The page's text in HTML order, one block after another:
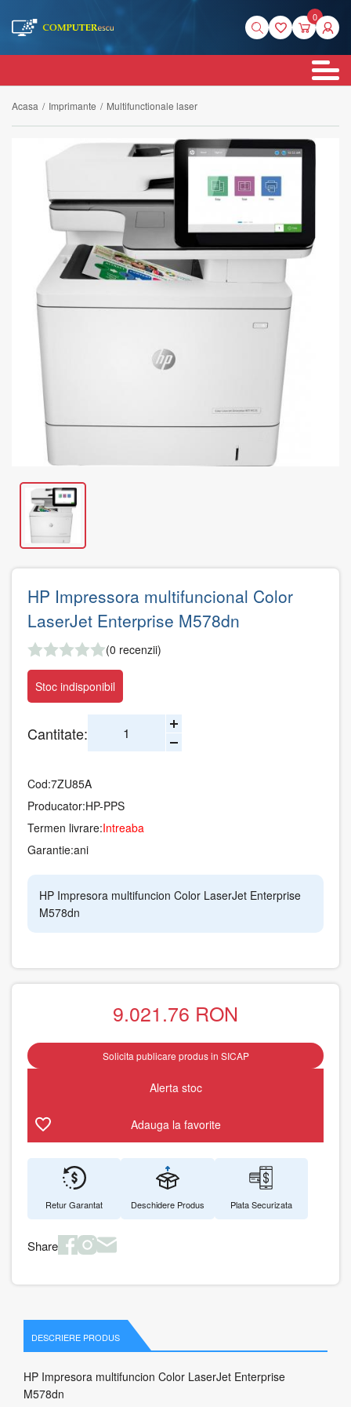
0
Acasa / Imprimante / Multifunctionale laser
HP Impressora multifuncional Color
LaserJet Enterprise M578dn
(0 recenzii)
Stoc indisponibil
Cantitate:
Cod:7ZU85A
Producator:HP-PPS
Termen livrare:Intreaba
Garantie:ani
HP Impresora multifuncion Color LaserJet Enterprise
M578dn
9.021.76 RON
Solicita publicare produs in SICAP
Alerta stoc
Adauga la favorite
Retur Garantat Deschidere Produs Plata Securizata
Share
DESCRIERE PRODUS
HP Impresora multifuncion Color LaserJet Enterprise
M578dn